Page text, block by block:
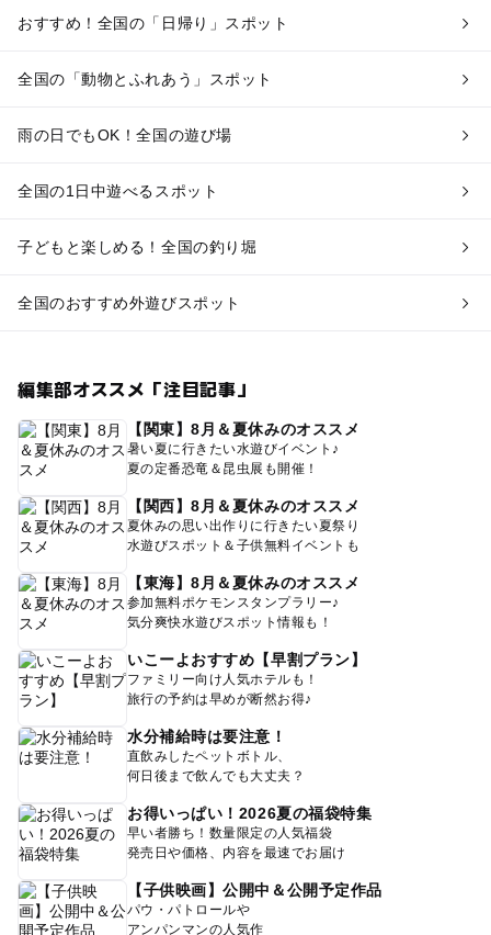
おすすめ！全国の「日帰り」スポット
全国の「動物とふれあう」スポット
雨の日でもOK！全国の遊び場
全国の1日中遊べるスポット
子どもと楽しめる！全国の釣り堀
全国のおすすめ外遊びスポット
編集部オススメ「注目記事」
【関東】8月＆夏休みのオススメ
暑い夏に行きたい水遊びイベント♪
夏の定番恐竜＆昆虫展も開催！
【関西】8月＆夏休みのオススメ
夏休みの思い出作りに行きたい夏祭り
水遊びスポット＆子供無料イベントも
【東海】8月＆夏休みのオススメ
参加無料ポケモンスタンプラリー♪
気分爽快水遊びスポット情報も！
いこーよおすすめ【早割プラン】
ファミリー向け人気ホテルも！
旅行の予約は早めが断然お得♪
水分補給時は要注意！
直飲みしたペットボトル、
何日後まで飲んでも大丈夫？
お得いっぱい！2026夏の福袋特集
早い者勝ち！数量限定の人気福袋
発売日や価格、内容を最速でお届け
【子供映画】公開中＆公開予定作品
パウ・パトロールや
アンパンマンの人気作